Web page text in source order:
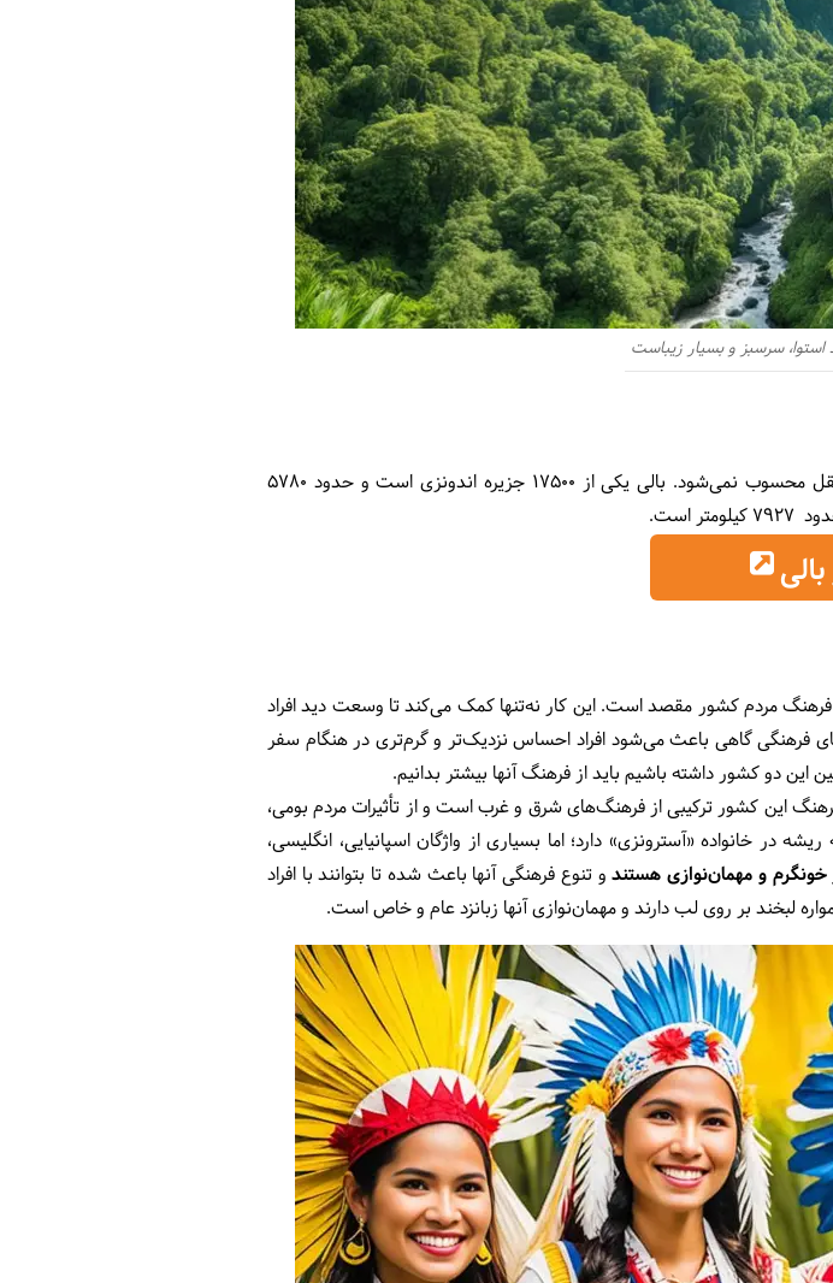
استوا،‌ سرسبز و بسیار زیباست
بالی از جزایر کشور اندونزی به شمار می‌رود و در واقع یک کشور مستقل محسوب نمی‌شود. بالی یکی از ۱۷۵۰۰ جزیره اندونزی است و حدود ۵۷۸۰
است.
مردم کشور مقصد است. این کار نه‌تنها کمک می‌کند تا وسعت دید افراد
فرهنگی گاهی باعث می‌شود افراد احساس نزدیک‌تر و گرم‌تری در هنگام سفر
دو کشور داشته باشیم باید از فرهنگ آنها بیشتر بدانیم.
این کشور ترکیبی از فرهنگ‌های شرق و غرب است و از تأثیرات مردم بومی،
در خانواده «آسترونزی» دارد؛ اما بسیاری از واژگان اسپانیایی، انگلیسی،
و مهمان‌نوازی هستندو تنوع فرهنگی آنها باعث شده تا بتوانند با افراد
لبخند بر روی لب دارند و مهمان‌نوازی آنها زبانزد عام و خاص است.